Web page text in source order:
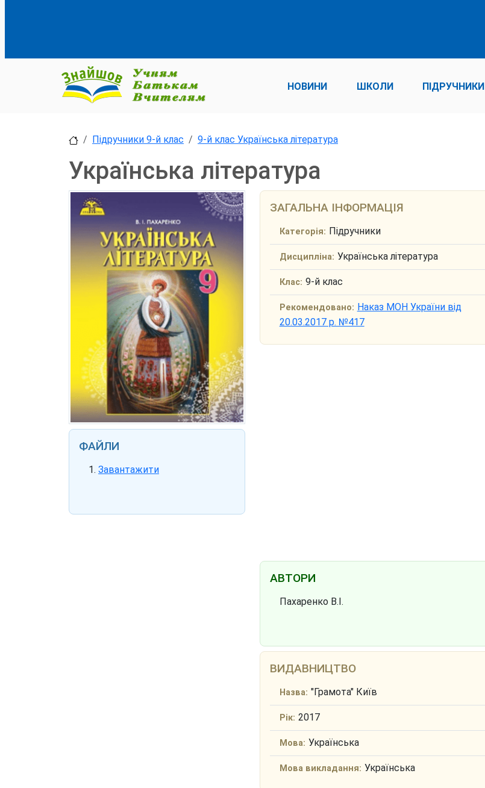
НОВИНИ ШКОЛИ ПІДРУЧНИКИ
Підручники 9-й клас 9-й клас Українська література
Українська література
ФАЙЛИ
Завантажити
ЗАГАЛЬНА ІНФОРМАЦІЯ
Категорія: Підручники
Дисципліна: Українська література
Клас: 9-й клас
Рекомендовано: Наказ МОН України від
20.03.2017 р. №417
АВТОРИ
Пахаренко В.І.
ВИДАВНИЦТВО
Назва: "Грамота" Київ
Рік: 2017
Мова: Українська
Мова викладання: Українська